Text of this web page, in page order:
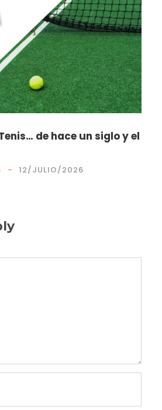
de hace un siglo y el
12/JULIO/2026